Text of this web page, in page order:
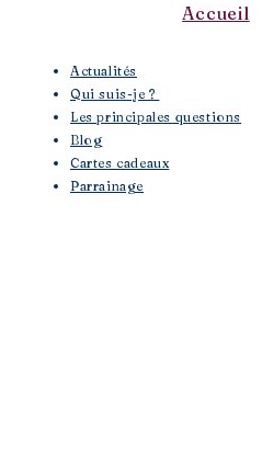
Accueil
​Actualités
Qui suis-je ?
Les principales questions
Blog
Cartes cadeaux
Parrainage